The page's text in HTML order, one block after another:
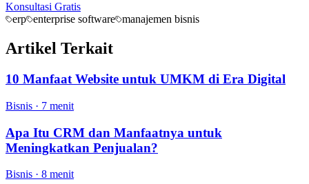
Konsultasi Gratis
erp enterprise software manajemen bisnis
Artikel Terkait
10 Manfaat Website untuk UMKM di Era Digital
Bisnis · 7 menit
Apa Itu CRM dan Manfaatnya untuk
Meningkatkan Penjualan?
Bisnis · 8 menit